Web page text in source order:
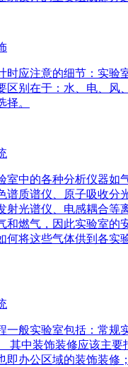
时应注意的细节：实验
区别在于：水、电、风
择。
室中的各种分析仪器如
谱质谱仪、原子吸收分
射光谱仪、电感耦合等
和燃气，因此实验室的
何将这些气体供到各实
一般实验室包括：常规
其中装饰装修应该主要
即办公区域的装饰装修